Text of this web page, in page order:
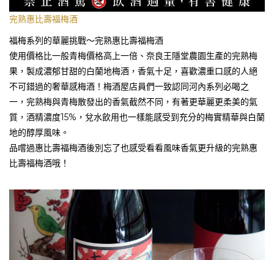
完熟惠比壽福梅酒
福梅系列的華麗挑戰～完熟惠比壽福梅酒
使用價格比一般青梅價格高上一倍、奈良王隱堂農園生產的完熟梅
果，製成濃郁甘甜的白蘭地梅酒，香氣十足，喜歡濃重口感的人絕
不可錯過的奢華感梅酒！梅酒屋店員們一致認同河內系列必喝之
一，完熟梅與青梅散發出的香氣截然不同，有著更華麗更柔美的氣
質，酒精濃度15%，兌水飲用也一樣能感受到充分的梅實精華與白蘭
地的醇厚風味。
品嚐過惠比壽福梅酒後別忘了也感受看看風味香氣更升級的完熟惠
比壽福梅酒哦！